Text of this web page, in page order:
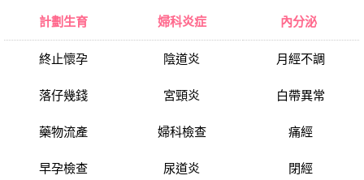
計劃生育
終止懷孕
落仔幾錢
藥物流產
早孕檢查
婦科炎症
陰道炎
宮頸炎
婦科檢查
尿道炎
內分泌
月經不調
白帶異常
痛經
閉經